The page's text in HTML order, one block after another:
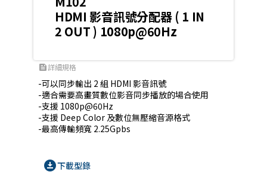
HDMI 影音訊號分配器 ( 1 IN
2 OUT ) 1080p@60Hz
feed詳細規格
-可以同步輸出 2 組 HDMI 影音訊號
-適合需要高畫質數位影音同步播放的場合使用
-支援 1080p@60Hz
-支援 Deep Color 及數位無壓縮音源格式
-最高傳輸頻寬 2.25Gpbs
download_for_offline下載型錄